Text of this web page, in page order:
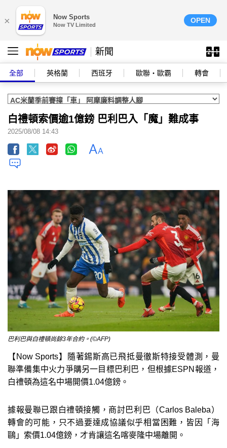
× Now Sports
Now TV Limited
OPEN
新聞
全部 英格蘭 西班牙 歐聯‧歐霸 轉會
白禮頓索價逾1億鎊 巴利巴入「魔」難成事
2025/08/08 14:43
巴利巴與白禮頓尚餘3年合約。(©AFP)
【Now Sports】隨著錫斯高已飛抵曼徹斯特接受體測，曼
聯準備集中火力爭購另一目標巴利巴，但根據ESPN報道，
白禮頓為這名中場開價1.04億鎊。
據報曼聯已跟白禮頓接觸，商討巴利巴（Carlos Baleba）
轉會的可能，只不過要達成協議似乎相當困難，皆因「海
鷗」索價1.04億鎊，才肯讓這名喀麥隆中場離開。